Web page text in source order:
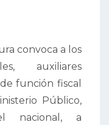
convoca a los
auxiliares
función fiscal
Público,
nacional, a